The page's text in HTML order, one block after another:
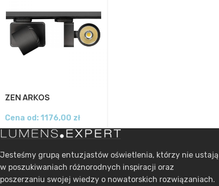
ZEN ARKOS
Cena od: 1176,00 zł
Jesteśmy grupą entuzjastów oświetlenia, którzy nie ustają
w poszukiwaniach różnorodnych inspiracji oraz
poszerzaniu swojej wiedzy o nowatorskich rozwiązaniach.